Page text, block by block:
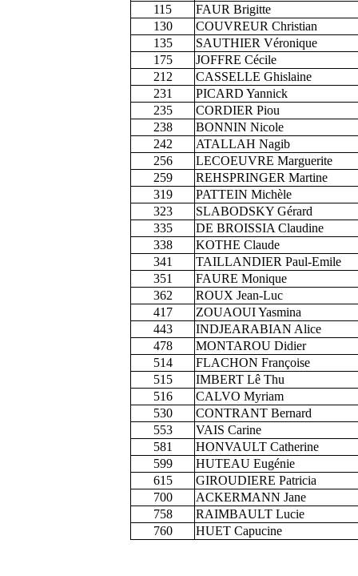
115
FAUR Brigitte
130
COUVREUR Christian
135
SAUTHIER Véronique
175
JOFFRE Cécile
212
CASSELLE Ghislaine
231
PICARD Yannick
235
CORDIER Piou
238
BONNIN Nicole
242
ATALLAH Nagib
256
LECOEUVRE Marguerite
259
REHSPRINGER Martine
319
PATTEIN Michèle
323
SLABODSKY Gérard
335
DE BROISSIA Claudine
338
KOTHE Claude
341
TAILLANDIER Paul-Emile
351
FAURE Monique
362
ROUX Jean-Luc
417
ZOUAOUI Yasmina
443
INDJEARABIAN Alice
478
MONTAROU Didier
514
FLACHON Françoise
515
IMBERT Lê Thu
516
CALVO Myriam
530
CONTRANT Bernard
553
VAIS Carine
581
HONVAULT Catherine
599
HUTEAU Eugénie
615
GIROUDIERE Patricia
700
ACKERMANN Jane
758
RAIMBAULT Lucie
760
HUET Capucine